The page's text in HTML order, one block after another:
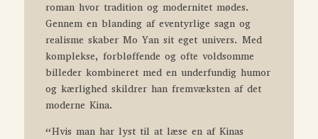
roman hvor tra­­dition og modernitet mødes.
Gennem en blanding af eventyrlige sagn og
realisme skaber Mo Yan sit eget univers. Med
komplekse, forbløffende og ofte voldsomme
billeder kombineret med en underfundig humor
og kærlighed skildrer han fremvæksten af det
moderne Kina.
“Hvis man har lyst til at læse en af Kinas